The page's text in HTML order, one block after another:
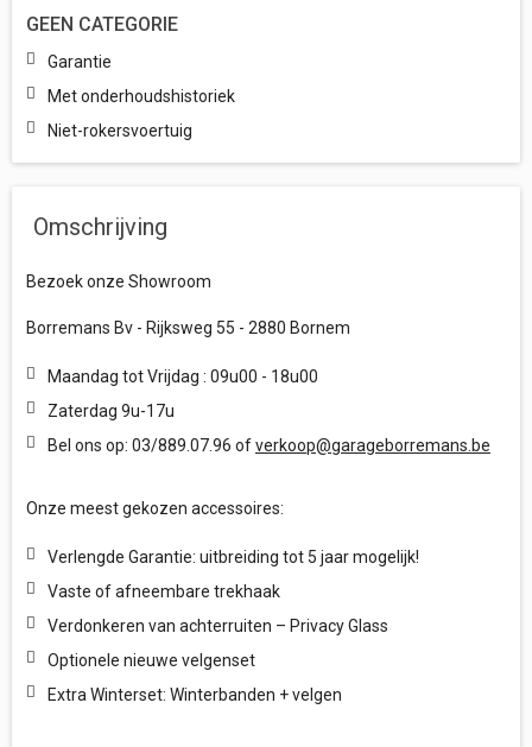
GEEN CATEGORIE
Garantie
Met onderhoudshistoriek
Niet-rokersvoertuig
Omschrijving
Bezoek onze Showroom
Borremans Bv - Rijksweg 55 - 2880 Bornem
Maandag tot Vrijdag : 09u00 - 18u00
Zaterdag 9u-17u
Bel ons op: 03/889.07.96 ofverkoop@garageborremans.be
Onze meest gekozen accessoires:
Verlengde Garantie: uitbreiding tot 5 jaar mogelijk!
Vaste of afneembare trekhaak
Verdonkeren van achterruiten – Privacy Glass
Optionele nieuwe velgenset
Extra Winterset: Winterbanden + velgen